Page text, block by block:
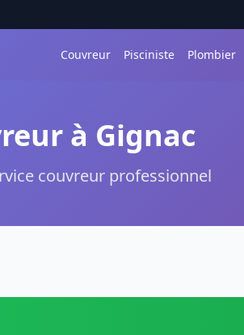
Couvreur Pisciniste Plombier
à Gignac
couvreur professionnel